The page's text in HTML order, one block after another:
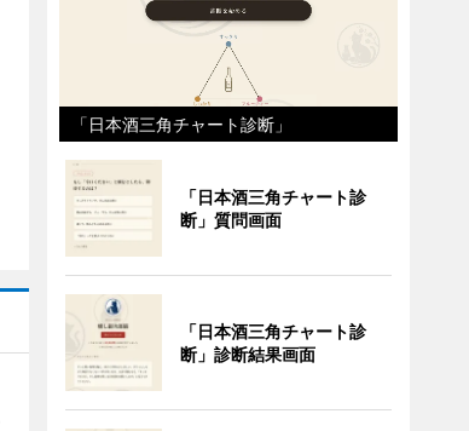
「日本酒三角チャート診断」
「日本酒三角チャート診
断」質問画面
「日本酒三角チャート診
断」診断結果画面